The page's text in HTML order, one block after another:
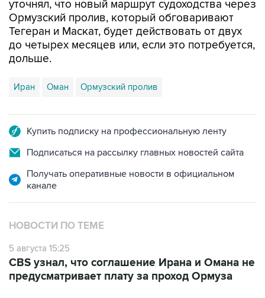
уточнял, что новый маршрут судоходства через
Ормузский пролив, который обговаривают
Тегеран и Маскат, будет действовать от двух
до четырех месяцев или, если это потребуется,
дольше.
Иран Оман Ормузский пролив
Купить подписку на профессиональную ленту
Подписаться на рассылку главных новостей сайта
Получать оперативные новости в официальном
канале
НОВОСТИ ПО ТЕМЕ
5 августа 15:25
CBS узнал, что соглашение Ирана и Омана не
предусматривает плату за проход Ормуза